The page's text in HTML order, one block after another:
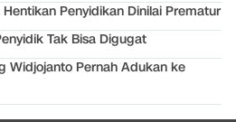
Penyidikan Dinilai Prematur
Tak Bisa Digugat
Widjojanto Pernah Adukan ke